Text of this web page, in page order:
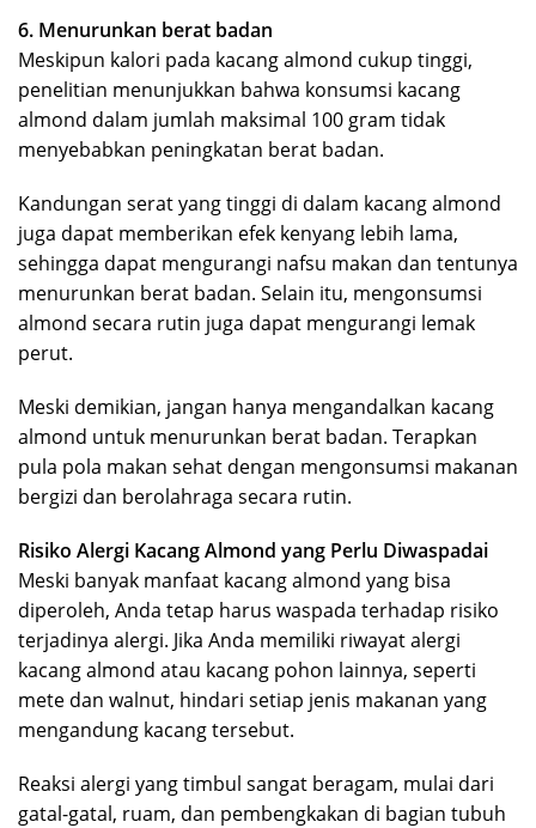
6. Menurunkan berat badan
Meskipun kalori pada kacang almond cukup tinggi,
penelitian menunjukkan bahwa konsumsi kacang
almond dalam jumlah maksimal 100 gram tidak
menyebabkan peningkatan berat badan.
Kandungan serat yang tinggi di dalam kacang almond
juga dapat memberikan efek kenyang lebih lama,
sehingga dapat mengurangi nafsu makan dan tentunya
menurunkan berat badan. Selain itu, mengonsumsi
almond secara rutin juga dapat mengurangi lemak
perut.
Meski demikian, jangan hanya mengandalkan kacang
almond untuk menurunkan berat badan. Terapkan
pula pola makan sehat dengan mengonsumsi makanan
bergizi dan berolahraga secara rutin.
Risiko Alergi Kacang Almond yang Perlu Diwaspadai
Meski banyak manfaat kacang almond yang bisa
diperoleh, Anda tetap harus waspada terhadap risiko
terjadinya alergi. Jika Anda memiliki riwayat alergi
kacang almond atau kacang pohon lainnya, seperti
mete dan walnut, hindari setiap jenis makanan yang
mengandung kacang tersebut.
Reaksi alergi yang timbul sangat beragam, mulai dari
gatal-gatal, ruam, dan pembengkakan di bagian tubuh